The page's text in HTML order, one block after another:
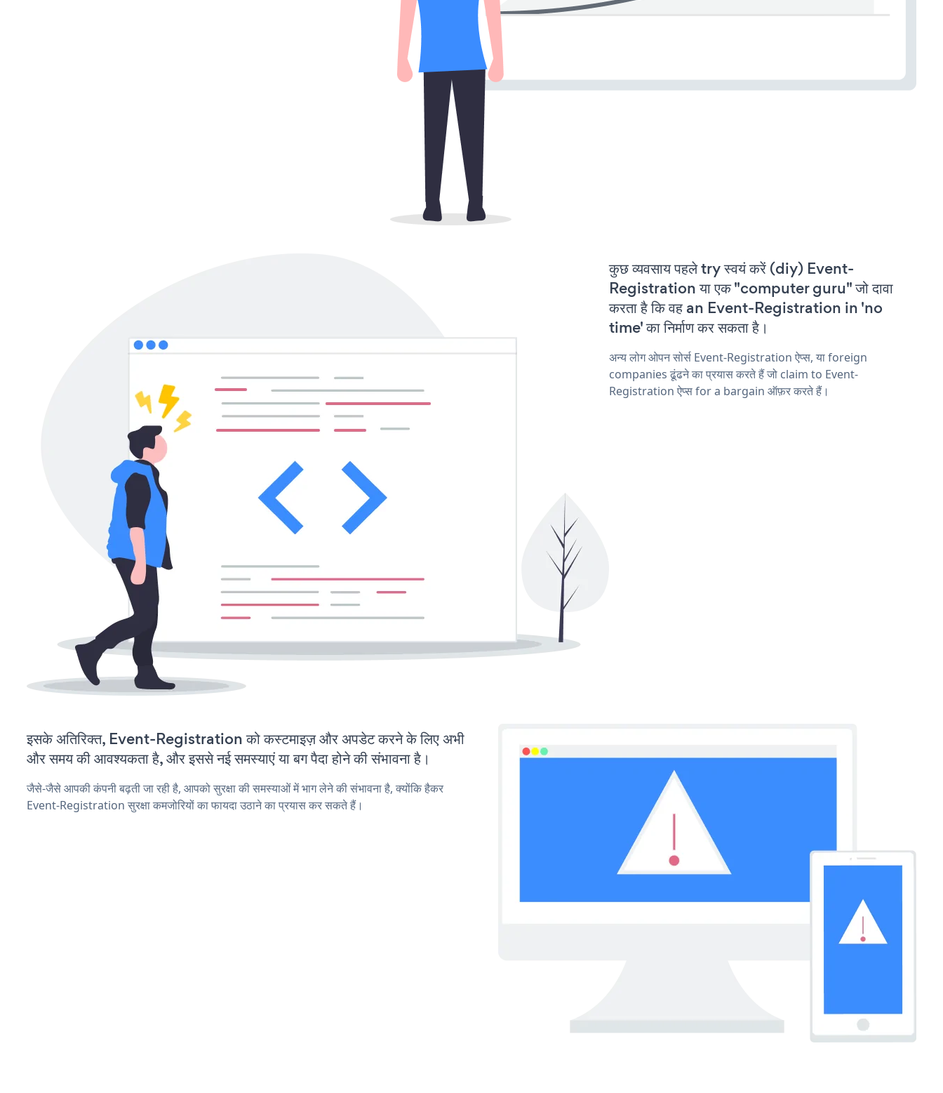
कुछ व्यवसाय पहले try स्वयं करें (diy) Event-
Registration या एक "computer guru" जो दावा
करता है कि वह an Event-Registration in 'no
time' का निर्माण कर सकता है।
अन्य लोग ओपन सोर्स Event-Registration ऐप्स, या foreign
companies ढूंढने का प्रयास करते हैं जो claim to Event-
Registration ऐप्स for a bargain ऑफ़र करते हैं।
इसके अतिरिक्त, Event-Registration को कस्टमाइज़ और अपडेट करने के लिए अभी
और समय की आवश्यकता है, और इससे नई समस्याएं या बग पैदा होने की संभावना है।
जैसे-जैसे आपकी कंपनी बढ़ती जा रही है, आपको सुरक्षा की समस्याओं में भाग लेने की संभावना है, क्योंकि हैकर
Event-Registration सुरक्षा कमजोरियों का फायदा उठाने का प्रयास कर सकते हैं।